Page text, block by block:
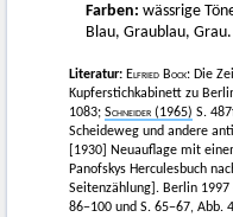
Farben: wässrige
Blau, Graublau, Grau.
Literatur: Elfried Bock: Die
Kupferstichkabinett zu
1083; Schneider (1965) S.
Scheideweg und andere
[1930] Neuauflage mit
Panofskys Herculesbuch
Seitenzählung]. Berlin
86−100 und S. 65−67, Abb.